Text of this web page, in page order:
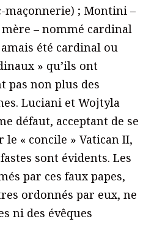
maçonnerie) ; Montini –
– nommé cardinal
été cardinal ou
» qu’ils ont
pas non plus des
Luciani et Wojtyla
défaut, acceptant de se
« concile » Vatican II,
sont évidents. Les
par ces faux papes,
ordonnés par eux, ne
ni des évêques